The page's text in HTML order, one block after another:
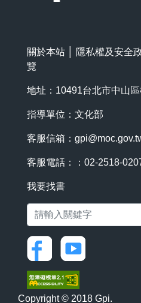
關於本站 隱私權及安全
覽
地址：10491台北市中山
指導單位：文化部
客服信箱：
客服電話：：02-2518-
我要找書
Copyright © 2018 Gpi.